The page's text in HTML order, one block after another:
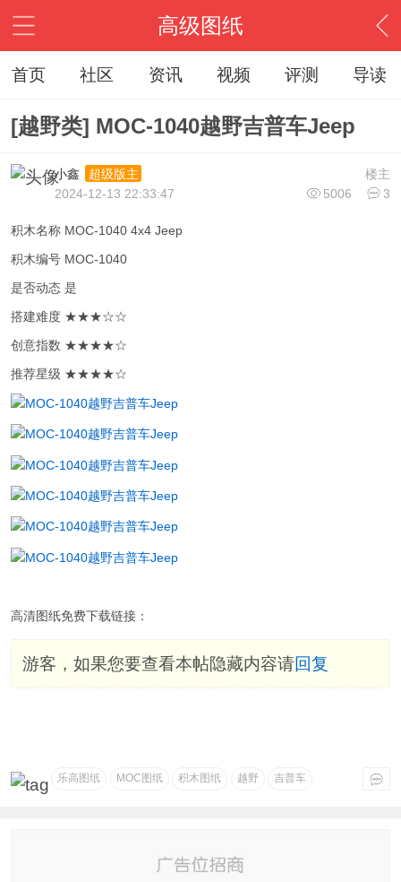
高级图纸
首页 社区 资讯 视频 评测 导读
[越野类] MOC-1040越野吉普车Jeep
楼主
小鑫
超级版主
5006
3
2024-12-13 22:33:47
积木名称 MOC-1040 4x4 Jeep
积木编号 MOC-1040
是否动态 是
搭建难度 ★★★☆☆
创意指数 ★★★★☆
推荐星级 ★★★★☆
高清图纸免费下载链接：
游客，如果您要查看本帖隐藏内容请回复
乐高图纸 MOC图纸 积木图纸 越野 吉普车